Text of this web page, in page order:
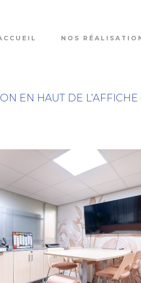
NOS
EN HAUT DE L’AFFICHE